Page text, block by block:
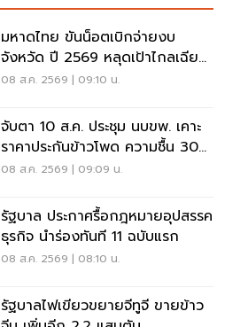
มหาดไทย ขันน็อตเบิกจ่ายงบ
จังหวัด ปี 2569 หลุดเป้าไกลเฉียด
40%
08 ส.ค. 2569 | 09:10 น.
จับตา 10 ส.ค. ประชุม นบขพ. เคาะ
ราคาประกันข้าวโพด ความชื้น 30%
ราคา 7.50 บาทต่อกิโลกรัม
08 ส.ค. 2569 | 09:09 น.
รัฐบาล ประกาศรื้อกฎหมายอุปสรรค
ธุรกิจ นำร่องทันที 11 ฉบับแรก
08 ส.ค. 2569 | 08:10 น.
รัฐบาลไฟเขียวขยายจีทูจี ขายข้าว